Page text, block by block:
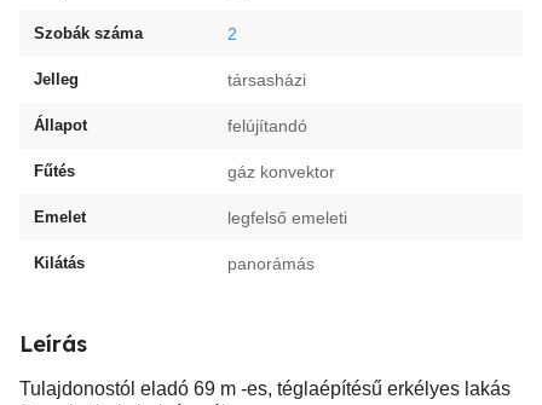
Szobák száma 2
Jelleg társasházi
Állapot felújítandó
Fűtés gáz konvektor
Emelet legfelső emeleti
Kilátás panorámás
Leírás
Tulajdonostól eladó 69 m -es, téglaépítésű erkélyes lakás